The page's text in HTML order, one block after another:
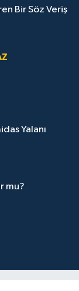
Bir Söz Veriş
Yalanı
mu?